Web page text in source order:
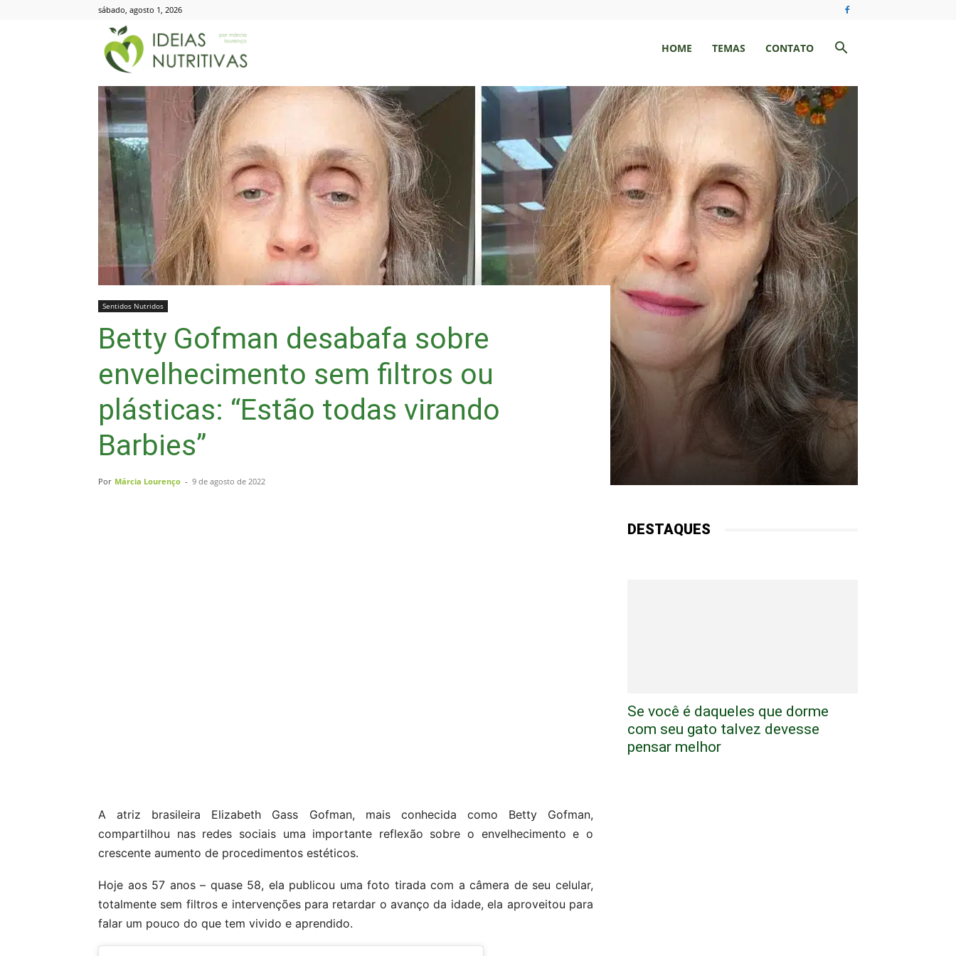
sábado, agosto 1, 2026
Nutritivas
HOME TEMAS CONTATO
Sentidos Nutridos
Betty Gofman desabafa sobre
envelhecimento sem filtros ou
plásticas: “Estão todas virando
Barbies”
Por Márcia Lourenço - 9 de agosto de 2022
A atriz brasileira Elizabeth Gass Gofman, mais conhecida como Betty Gofman,
compartilhou nas redes sociais uma importante reflexão sobre o envelhecimento e o
crescente aumento de procedimentos estéticos.
Hoje aos 57 anos – quase 58, ela publicou uma foto tirada com a câmera de seu celular,
totalmente sem filtros e intervenções para retardar o avanço da idade, ela aproveitou para
falar um pouco do que tem vivido e aprendido.
DESTAQUES
Se você é daqueles que dorme
com seu gato talvez devesse
pensar melhor